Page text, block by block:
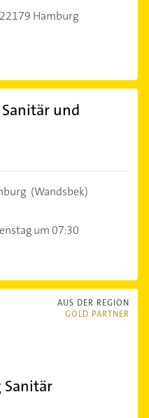
22179 Hamburg
und
(Wandsbek)
um 07:30
AUS DER REGION
GOLD PARTNER
Sanitär